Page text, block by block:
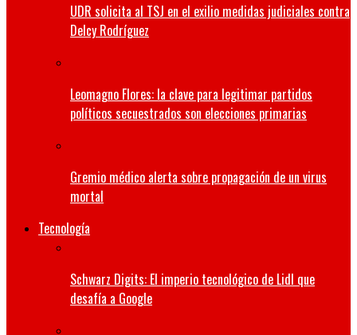
UDR solicita al TSJ en el exilio medidas judiciales contra
Delcy Rodríguez
Leomagno Flores: la clave para legitimar partidos
políticos secuestrados son elecciones primarias
Gremio médico alerta sobre propagación de un virus
mortal
Tecnología
Schwarz Digits: El imperio tecnológico de Lidl que
desafía a Google